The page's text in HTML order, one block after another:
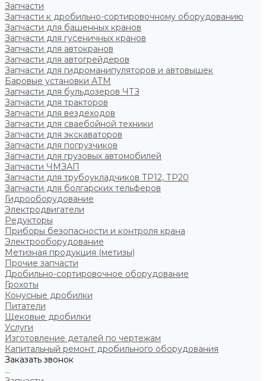
Запчасти
Запчасти к дробильно-сортировочному оборудованию
Запчасти для башенных кранов
Запчасти для гусеничных кранов
Запчасти для автокранов
Запчасти для автогрейдеров
Запчасти для гидроманипуляторов и автовышек
Баровые установки АТМ
Запчасти для бульдозеров ЧТЗ
Запчасти для тракторов
Запчасти для вездеходов
Запчасти для сваебойной техники
Запчасти для экскаваторов
Запчасти для погрузчиков
Запчасти для грузовых автомобилей
Запчасти ЧМЗАП
Запчасти для трубоукладчиков ТР12, ТР20
Запчасти для болгарских тельферов
Гидрооборудование
Электродвигатели
Редукторы
Приборы безопасности и контроля крана
Электрооборудование
Метизная продукция (метизы)
Прочие запчасти
Дробильно-сортировочное оборудование
Грохоты
Конусные дробилки
Питатели
Щековые дробилки
Услуги
Изготовление деталей по чертежам
Капитальный ремонт дробильного оборудования
Заказать звонок
...